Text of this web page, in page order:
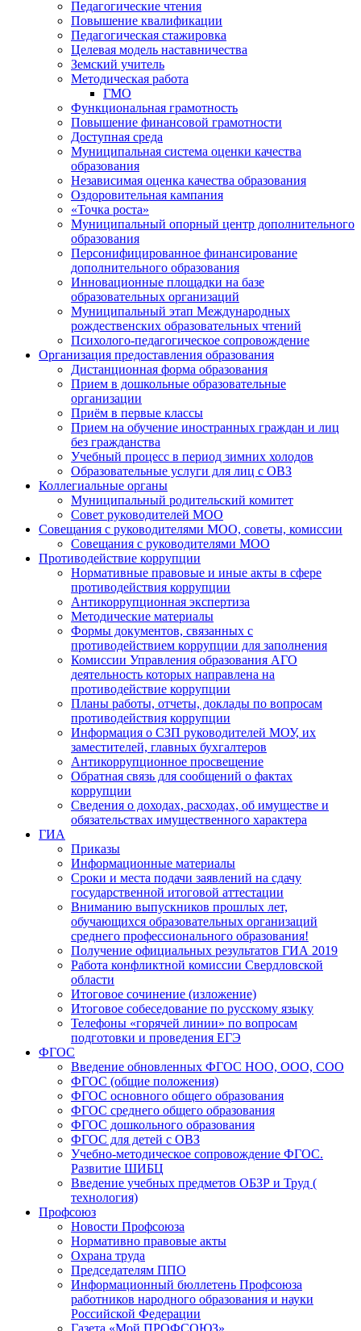
Педагогические чтения
Повышение квалификации
Педагогическая стажировка
Целевая модель наставничества
Земский учитель
Методическая работа
ГМО
Функциональная грамотность
Повышение финансовой грамотности
Доступная среда
Муниципальная система оценки качества
образования
Независимая оценка качества образования
Оздоровительная кампания
«Точка роста»
Муниципальный опорный центр дополнительного
образования
Персонифицированное финансирование
дополнительного образования
Инновационные площадки на базе
образовательных организаций
Муниципальный этап Международных
рождественских образовательных чтений
Психолого-педагогическое сопровождение
Организация предоставления образования
Дистанционная форма образования
Прием в дошкольные образовательные
организации
Приём в первые классы
Прием на обучение иностранных граждан и лиц
без гражданства
Учебный процесс в период зимних холодов
Образовательные услуги для лиц с ОВЗ
Коллегиальные органы
Муниципальный родительский комитет
Совет руководителей МОО
Совещания с руководителями МОО, советы, комиссии
Совещания с руководителями МОО
Противодействие коррупции
Нормативные правовые и иные акты в сфере
противодействия коррупции
Антикоррупционная экспертиза
Методические материалы
Формы документов, связанных с
противодействием коррупции для заполнения
Комиссии Управления образования АГО
деятельность которых направлена на
противодействие коррупции
Планы работы, отчеты, доклады по вопросам
противодействия коррупции
Информация о СЗП руководителей МОУ, их
заместителей, главных бухгалтеров
Антикоррупционное просвещение
Обратная связь для сообщений о фактах
коррупции
Сведения о доходах, расходах, об имуществе и
обязательствах имущественного характера
ГИА
Приказы
Информационные материалы
Сроки и места подачи заявлений на сдачу
государственной итоговой аттестации
Вниманию выпускников прошлых лет,
обучающихся образовательных организаций
среднего профессионального образования!
Получение официальных результатов ГИА 2019
Работа конфликтной комиссии Свердловской
области
Итоговое сочинение (изложение)
Итоговое собеседование по русскому языку
Телефоны «горячей линии» по вопросам
подготовки и проведения ЕГЭ
ФГОС
Введение обновленных ФГОС НОО, ООО, СОО
ФГОС (общие положения)
ФГОС основного общего образования
ФГОС среднего общего образования
ФГОС дошкольного образования
ФГОС для детей с ОВЗ
Учебно-методическое сопровождение ФГОС.
Развитие ШИБЦ
Введение учебных предметов ОБЗР и Труд (
технология)
Профсоюз
Новости Профсоюза
Нормативно правовые акты
Охрана труда
Председателям ППО
Информационный бюллетень Профсоюза
работников народного образования и науки
Российской Федерации